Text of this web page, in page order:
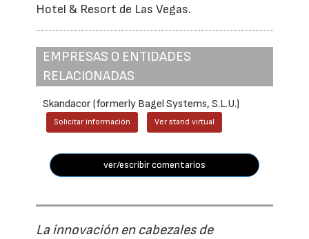
Hotel & Resort de Las Vegas.
EMPRESAS O ENTIDADES
RELACIONADAS
Skandacor (formerly Bagel Systems, S.L.U.)
Solicitar información Ver stand virtual
ver/escribir comentarios
La innovación en cabezales de